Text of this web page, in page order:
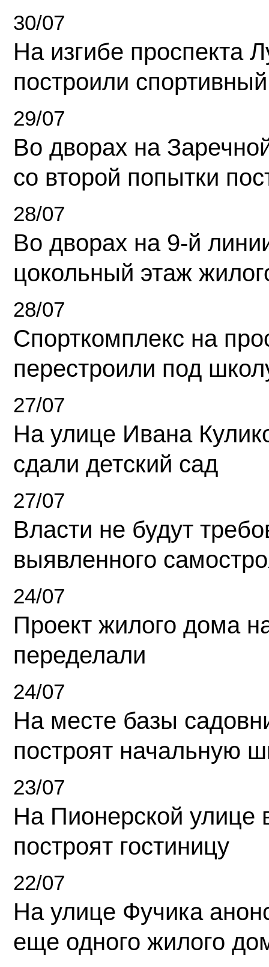
30/07
На изгибе проспекта
построили
29/07
Во дворах на
со второй попытки
28/07
Во дворах на 9-й
цокольный этаж
28/07
Спорткомплекс на
перестроили под
27/07
На улице Ивана
сдали детский сад
27/07
Власти не будут
выявленного
24/07
Проект жилого дома
переделали
24/07
На месте базы
построят начальную
23/07
На Пионерской улице
построят гостиницу
22/07
На улице Фучика
еще одного жилого